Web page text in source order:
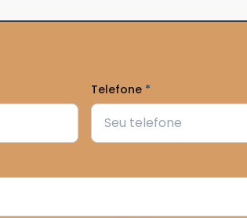
Telefone *